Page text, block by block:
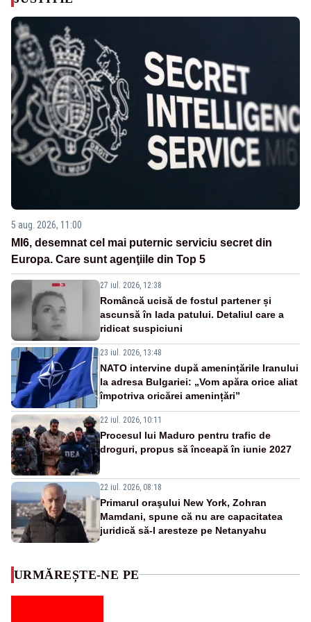
5 aug. 2026, 11:00
MI6, desemnat cel mai puternic serviciu secret din
Europa. Care sunt agenţiile din Top 5
27 iul. 2026, 12:38
Româncă ucisă de fostul partener și
ascunsă în lada patului. Detaliul care a
ridicat suspiciuni
23 iul. 2026, 13:48
NATO intervine după amenințările Iranului
la adresa Bulgariei: „Vom apăra orice aliat
împotriva oricărei amenințări”
22 iul. 2026, 10:11
Procesul lui Maduro pentru trafic de
droguri, propus să înceapă în iunie 2027
22 iul. 2026, 08:18
Primarul oraşului New York, Zohran
Mamdani, spune că nu are capacitatea
juridică să-l aresteze pe Netanyahu
URMĂREȘTE-NE PE